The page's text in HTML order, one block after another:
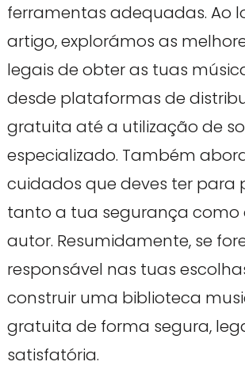
ferramentas adequadas. Ao
artigo, explorámos as
legais de obter as tuas
desde plataformas de
gratuita até a utilização de
especializado. Também
cuidados que deves ter para
tanto a tua segurança como
autor. Resumidamente, se
responsável nas tuas
construir uma biblioteca
gratuita de forma segura,
satisfatória.